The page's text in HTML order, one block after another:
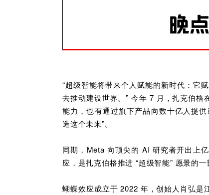
“超级智能将带来个人赋能的新时代：它
去推动建设世界。” 今年 7 月，扎克伯
能力，也有通过旗下产品向数十亿人提
造这个未来”。
同期，Meta 向顶尖的 AI 研究者开出上
应，是扎克伯格推进 “超级智能” 愿景的一
蝴蝶效应成立于 2022 年，创始人肖弘是